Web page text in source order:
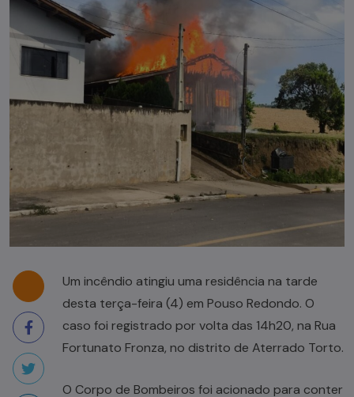
Um incêndio atingiu uma residência na tarde
desta terça-feira (4) em Pouso Redondo. O
caso foi registrado por volta das 14h20, na Rua
Fortunato Fronza, no distrito de Aterrado Torto.
O Corpo de Bombeiros foi acionado para conter